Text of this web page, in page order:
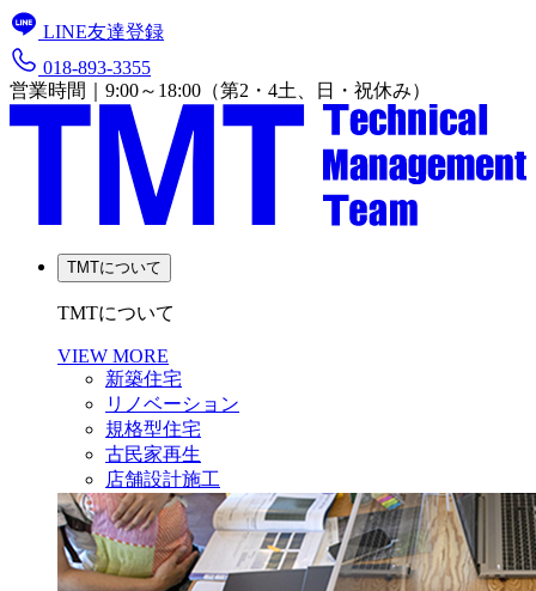
LINE友達登録
018-893-3355
営業時間｜9:00～18:00（第2・4土、日・祝休み）
TMTについて
TMTについて
VIEW MORE
新築住宅
リノベーション
規格型住宅
古民家再生
店舗設計施工